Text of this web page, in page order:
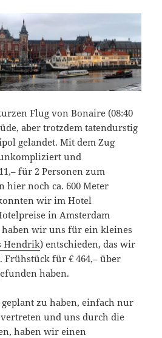
Flug von Bonaire (08:40
aber trotzdem tatendurstig
gelandet. Mit dem Zug
und
für 2 Personen zum
hier noch ca. 600 Meter
wir im Hotel
in Amsterdam
wir uns für ein kleines
Hendrik) entschieden, das wir
für € 464,– über
haben.
zu haben, einfach nur
und uns durch die
haben wir einen